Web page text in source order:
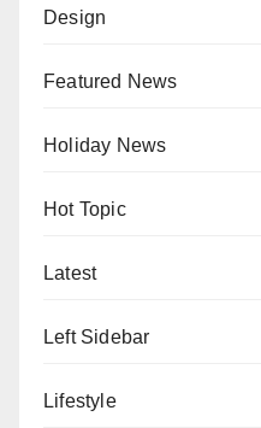
Design
Featured News
Holiday News
Hot Topic
Latest
Left Sidebar
Lifestyle